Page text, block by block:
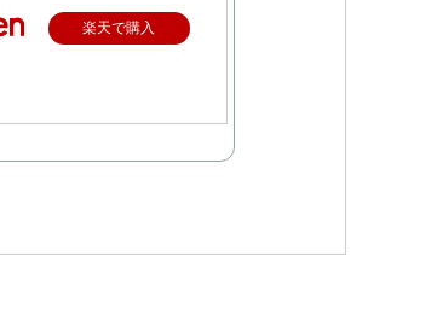
楽天で購入